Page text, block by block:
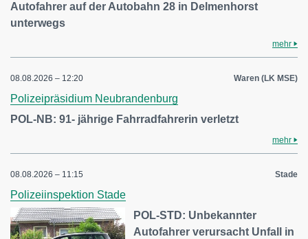
Autofahrer auf der Autobahn 28 in Delmenhorst
unterwegs
mehr
08.08.2026 – 12:20 Waren (LK MSE)
Polizeipräsidium Neubrandenburg
POL-NB: 91- jährige Fahrradfahrerin verletzt
mehr
08.08.2026 – 11:15 Stade
Polizeiinspektion Stade
POL-STD: Unbekannter
Autofahrer verursacht Unfall in